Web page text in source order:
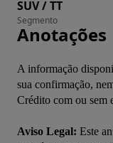
SUV / TT
Segmento
Anotações
A informação
sua confirmação,
Crédito com ou sem
Aviso Legal: Este